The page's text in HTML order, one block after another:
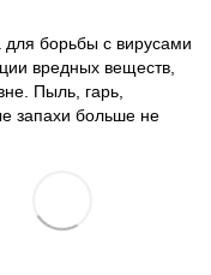
для борьбы с вирусами
вредных веществ,
Пыль, гарь,
запахи больше не